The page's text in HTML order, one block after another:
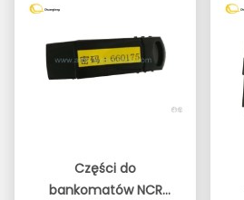
Części do
bankomatów NCR